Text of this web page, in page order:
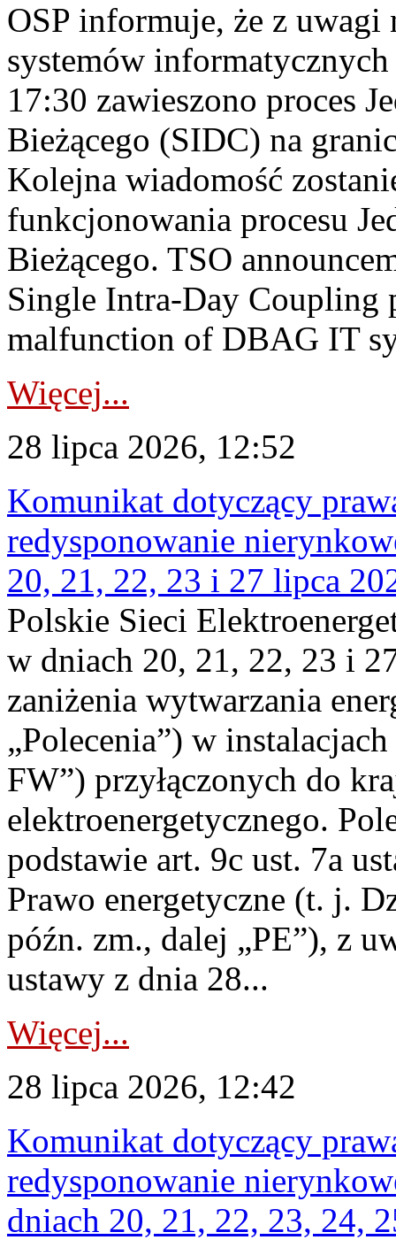
OSP informuje, że z uwagi
systemów
17:30 zawieszono proces
Bieżącego (SIDC) na
Kolejna wiadomość
funkcjonowania procesu
Bieżącego. TSO
Single Intra-Day Coupling
malfunction of DBAG IT
Więcej...
28 lipca 2026, 12:52
Komunikat dotyczący
redysponowanie
20, 21, 22, 23 i 27 lipca
Polskie Sieci
w dniach 20, 21, 22, 23 i
zaniżenia wytwarzania
„Polecenia”) w
FW”) przyłączonych do
elektroenergetycznego.
podstawie art. 9c ust. 7a
Prawo energetyczne (t. j.
późn. zm., dalej „PE”), z
ustawy z dnia 28...
Więcej...
28 lipca 2026, 12:42
Komunikat dotyczący
redysponowanie
dniach 20, 21, 22, 23, 24,